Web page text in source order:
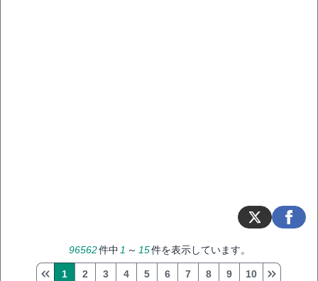
96562件中1 ～ 15件を表示しています。
1 2 3 4 5 6 7 8 9 10